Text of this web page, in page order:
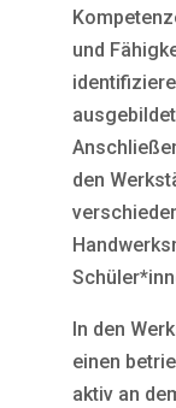
und
den
In den
einen
aktiv an